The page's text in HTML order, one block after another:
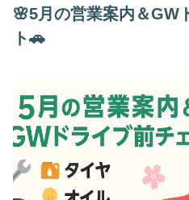
🌸5月の営業案内＆GW
ト🚗